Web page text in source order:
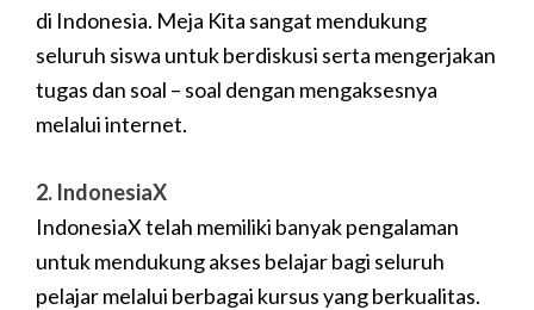
di Indonesia. Meja Kita sangat mendukung
seluruh siswa untuk berdiskusi serta mengerjakan
tugas dan soal – soal dengan mengaksesnya
melalui internet.
2. IndonesiaX
IndonesiaX telah memiliki banyak pengalaman
untuk mendukung akses belajar bagi seluruh
pelajar melalui berbagai kursus yang berkualitas.